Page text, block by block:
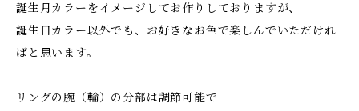
誕生月カラーをイメージしてお作りしておりますが、
誕生日カラー以外でも、お好きなお色で楽しんでいただけれ
ばと思います。
リングの腕（輪）の分部は調節可能で